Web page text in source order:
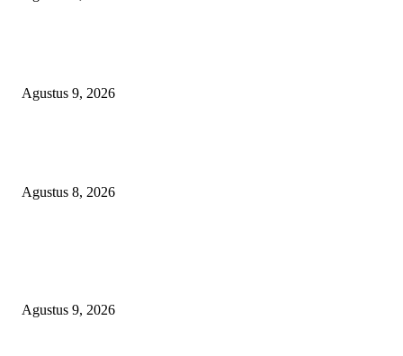
Agustus 9, 2026
Agustus 8, 2026
Agustus 9, 2026